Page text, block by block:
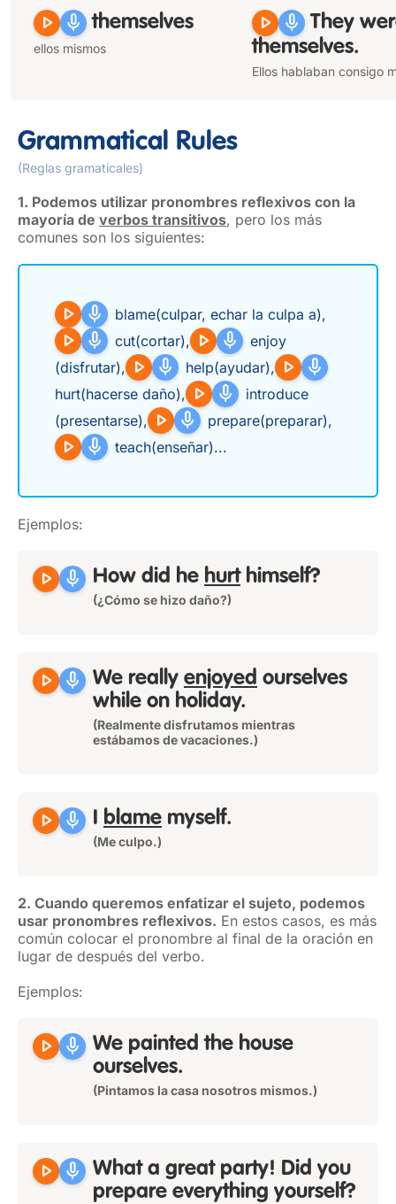
play_arrow mic themselves
ellos mismos
play_arrow mic They
themselves.
Ellos hablaban consigo
Grammatical Rules
(Reglas gramaticales)
1. Podemos utilizar pronombres reflexivos con la
mayoría de verbos transitivos, pero los más
comunes son los siguientes:
play_arrow mic blame(culpar, echar la culpa a),
play_arrow mic cut(cortar), play_arrow mic enjoy
(disfrutar), play_arrow mic help(ayudar), play_arrow mic
hurt(hacerse daño), play_arrow mic introduce
(presentarse), play_arrow mic prepare(preparar),
play_arrow mic teach(enseñar)...
Ejemplos:
play_arrow mic How did he hurt himself?
(¿Cómo se hizo daño?)
play_arrow mic We really enjoyed ourselves
while on holiday.
(Realmente disfrutamos mientras
estábamos de vacaciones.)
play_arrow mic I blame myself.
(Me culpo.)
2. Cuando queremos enfatizar el sujeto, podemos
usar pronombres reflexivos. En estos casos, es más
común colocar el pronombre al final de la oración en
lugar de después del verbo.
Ejemplos:
play_arrow mic We painted the house
ourselves.
(Pintamos la casa nosotros mismos.)
play_arrow mic What a great party! Did you
prepare everything yourself?